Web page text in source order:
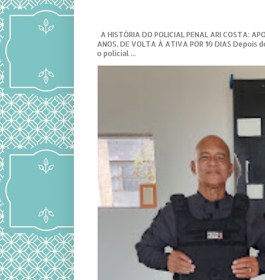
A HISTÓRIA DO POLICIAL PENAL ARI COSTA:
ANOS, DE VOLTA À ATIVA POR 10 DIAS
o policial ...